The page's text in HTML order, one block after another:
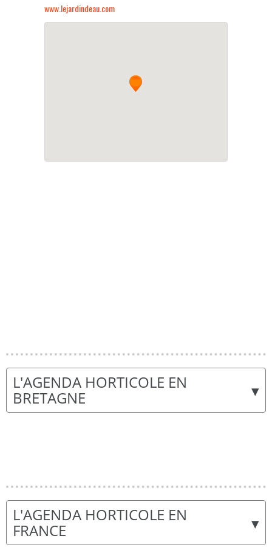
www.lejardindeau.com
▾
L'AGENDA HORTICOLE EN
BRETAGNE
▾
L'AGENDA HORTICOLE EN
FRANCE